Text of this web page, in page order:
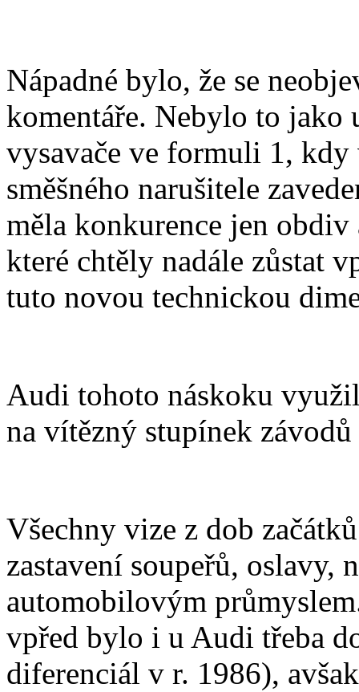
Nápadné bylo, že se
komentáře. Nebylo to jako
vysavače ve formuli 1,
směšného narušitele
měla konkurence jen
které chtěly nadále zůstat
tuto novou technickou
Audi tohoto náskoku
na vítězný stupínek
Všechny vize z dob
zastavení soupeřů, oslavy,
automobilovým
vpřed bylo i u Audi třeba
diferenciál v r. 1986),